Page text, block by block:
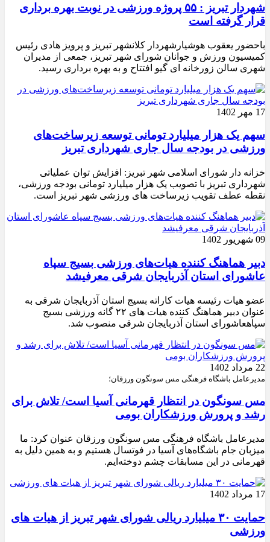
شهردار تبریز : ۵۵ پروژه ورزشی در نوبت بهره برداری
قرار گرفته است
باحضور یعقوب هوشیارشهردار کلانشهر تبریز و پرویز هادی رئیس
کمیسیون ورزش و جوانان شورای شهر تبریز، جمعی از مدیران
شهری سالن زورخانه ای گیو افتتاح و به بهره برداری رسید.
17 مهر 1402
سهم یک هزار میلیارد تومانی توسعه زیرساخت‌های
ورزشی در بودجه سال جاری شهرداری تبریز
خزانه دار شورای اسلامی شهر تبریز: افزایش توان عملیاتی
شهرداری تبریز با تصویب یک هزار میلیارد تومانی بودجه ورزشی،
نقطه عطف تقویب زیرساخت های ورزشی شهر تبریز است.
09 شهریور 1402
دبیر هماهنگ کننده هیات‌های ورزشی بسیج سپاه
عاشورای استان آذربایجان شرقی معرفیشد
عضو هیات رئیسه هیات کاراته بسیج استان آذربایجان شرقی به
عنوان دبیر هماهنگ کننده هیات های ۲۲ گانه ورزشی بسیج
سپاهعاشورای استان آذربایجان شرقی منصوب شد.
22 مرداد 1402
مدیرعامل باشگاه فرهنگی مس سونگون ورزقان؛
مس سونگون در انتظار قهرمانی آسیا است/ تلاش برای
رشد و پرورش ورزشکاران بومی
مدیرعامل باشگاه فرهنگی مس سونگون ورزقان عنوان کرد: ما
میزبان جام باشگاه‌های آسیا در فوتسال هستیم و به همین دلیل به
قهرمانی در این مسابقات چشم دوخته‌ایم.
17 مرداد 1402
حمایت ۳۰ میلیارد ریالی شورای شهر تبریز از هیات های
ورزشی